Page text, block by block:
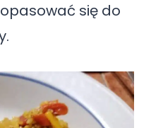
się do